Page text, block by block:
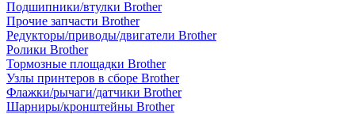
Подшипники/втулки Brother
Прочие запчасти Brother
Редукторы/приводы/двигатели Brother
Ролики Brother
Тормозные площадки Brother
Узлы принтеров в сборе Brother
Флажки/рычаги/датчики Brother
Шарниры/кронштейны Brother